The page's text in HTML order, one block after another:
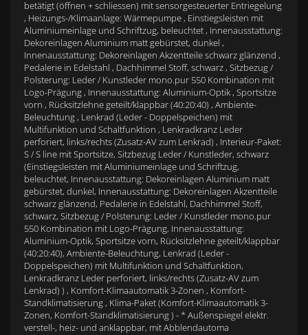
betätigt (öffnen + schliessen) mit sensorgesteuerter Entriegelung
, Heizungs-/Klimaanlage: Wärmepumpe , Einstiegsleisten mit
Aluminiumeinlage und Schriftzug, beleuchtet , Innenausstattung:
Dekoreinlagen Aluminium matt gebürstet, dunkel ,
Innenausstattung: Dekoreinlagen Akzentteile schwarz glänzend ,
Pedalerie in Edelstahl , Dachhimmel Stoff, schwarz , Sitzbezug /
Polsterung: Leder / Kunstleder mono.pur 550 Kombination mit
Logo-Prägung , Innenausstattung: Aluminium-Optik , Sportsitze
vorn , Rücksitzlehne geteilt/klappbar (40:20:40) , Ambiente-
Beleuchtung , Lenkrad (Leder - Doppelspeichen) mit
Multifunktion und Schaltfunktion , Lenkradkranz Leder
perforiert, links/rechts (Zusatz-AV zum Lenkrad) , Interieur-Paket:
S / S line mit Sportsitze, Sitzbezug Leder / Kunstleder, schwarz
(Einstiegsleisten mit Aluminiumeinlage und Schriftzug,
beleuchtet, Innenausstattung: Dekoreinlagen Aluminium matt
gebürstet, dunkel, Innenausstattung: Dekoreinlagen Akzentteile
schwarz glänzend, Pedalerie in Edelstahl, Dachhimmel Stoff,
schwarz, Sitzbezug / Polsterung: Leder / Kunstleder mono.pur
550 Kombination mit Logo-Prägung, Innenausstattung:
Aluminium-Optik, Sportsitze vorn, Rücksitzlehne geteilt/klappbar
(40:20:40), Ambiente-Beleuchtung, Lenkrad (Leder -
Doppelspeichen) mit Multifunktion und Schaltfunktion,
Lenkradkranz Leder perforiert, links/rechts (Zusatz-AV zum
Lenkrad) ) , Komfort-Klimaautomatik 3-Zonen , Komfort-
Standklimatisierung , Klima-Paket (Komfort-Klimaautomatik 3-
Zonen, Komfort-Standklimatisierung ) - * Außenspiegel elektr.
verstell-, heiz- und anklappbar, mit Abblendautoma